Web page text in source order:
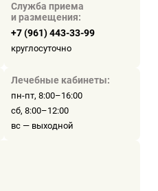
Служба приема
и размещения:
+7 (961) 443-33-99
круглосуточно
Лечебные кабинеты:
пн-пт, 8:00–16:00
сб, 8:00–12:00
вс — выходной